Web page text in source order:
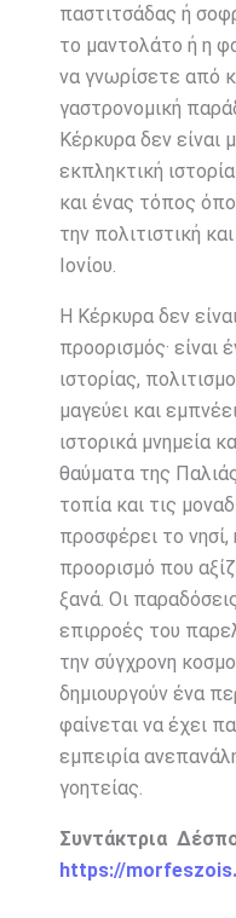
παστιτσάδας ή
το μαντολάτο ή η
να γνωρίσετε από
γαστρονομική
Κέρκυρα δεν είναι
εκπληκτική
και ένας τόπος
την πολιτιστική
Ιονίου.
Η Κέρκυρα δεν
προορισμός·
ιστορίας,
μαγεύει και
ιστορικά μνημεία
θαύματα της
τοπία και τις
προσφέρει το
προορισμό που
ξανά. Οι
επιρροές του
την σύγχρονη
δημιουργούν ένα
φαίνεται να έχει
εμπειρία
γοητείας.
Συντάκτρια
https://